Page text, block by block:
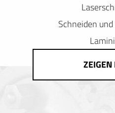
Schneiden